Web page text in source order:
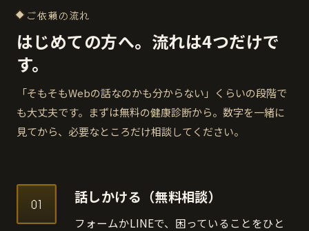
ご依頼の流れ
はじめての方へ。流れは4つだけで
す。
「そもそもWebの話なのかも分からない」くらいの段階で
も大丈夫です。まずは無料の健康診断から。数字を一緒に
見てから、必要なところだけ相談してください。
01 話しかける（無料相談）
フォームかLINEで、困っていることをひと